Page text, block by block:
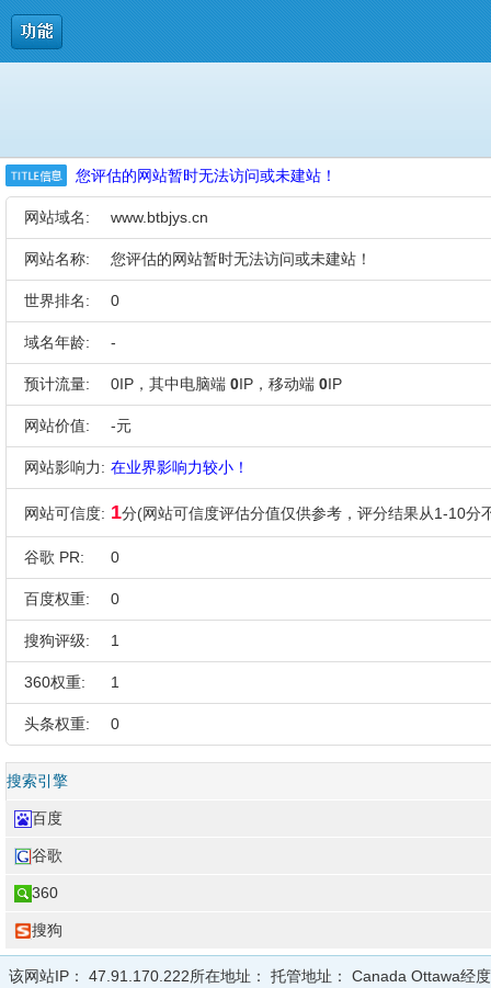
您评估的网站暂时无法访问或未建站！
网站域名: www.btbjys.cn
网站名称: 您评估的网站暂时无法访问或未建站！
世界排名: 0
域名年龄: -
预计流量: 0IP，其中电脑端 0IP，移动端 0IP
网站价值: -元
网站影响力: 在业界影响力较小！
网站可信度: 1分(网站可信度评估分值仅供参考，评分结果从1-10分
谷歌 PR: 0
百度权重: 0
搜狗评级: 1
360权重: 1
头条权重: 0
搜索引擎
百度
谷歌
360
搜狗
该网站IP： 47.91.170.222所在地址： 托管地址： Canada Ottawa经